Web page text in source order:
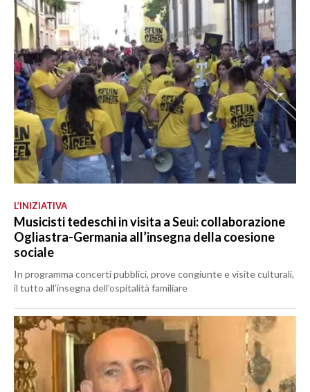
L’INIZIATIVA
Musicisti tedeschi in visita a Seui: collaborazione
Ogliastra-Germania all’insegna della coesione
sociale
In programma concerti pubblici, prove congiunte e visite culturali,
il tutto all’insegna dell’ospitalità familiare